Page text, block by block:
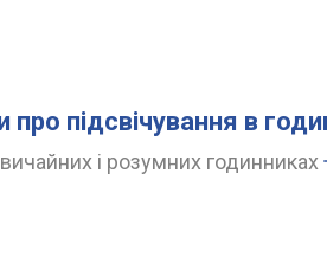
підсвічування в
і розумних годинниках